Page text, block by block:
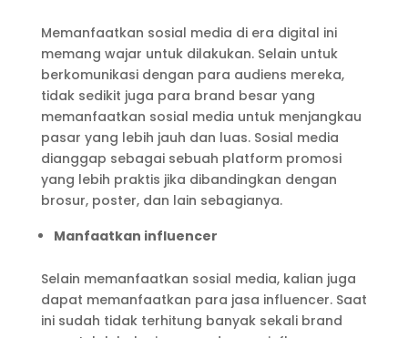
Memanfaatkan sosial media di era digital ini
memang wajar untuk dilakukan. Selain untuk
berkomunikasi dengan para audiens mereka,
tidak sedikit juga para brand besar yang
memanfaatkan sosial media untuk menjangkau
pasar yang lebih jauh dan luas. Sosial media
dianggap sebagai sebuah platform promosi
yang lebih praktis jika dibandingkan dengan
brosur, poster, dan lain sebagianya.
Manfaatkan influencer
Selain memanfaatkan sosial media, kalian juga
dapat memanfaatkan para jasa influencer. Saat
ini sudah tidak terhitung banyak sekali brand